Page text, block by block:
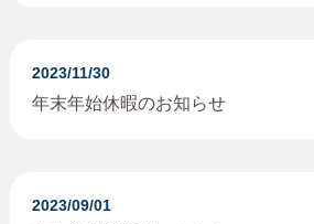
2023/11/30
年末年始休暇のお知らせ
2023/09/01